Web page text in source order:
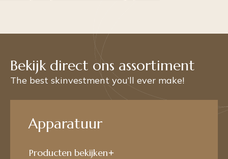
Bekijk direct ons assortiment
The best skinvestment you’ll ever make!
Apparatuur
Producten bekijken